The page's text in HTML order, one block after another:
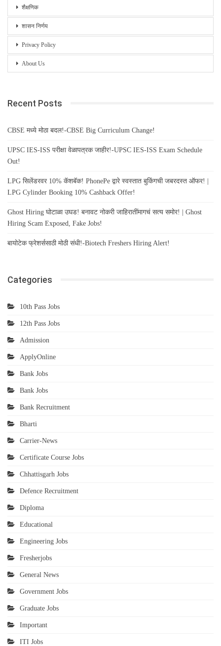
शैक्षणिक
शासन निर्णय
Privacy Policy
About Us
Recent Posts
CBSE मध्ये मोठा बदल!-CBSE Big Curriculum Change!
UPSC IES-ISS परीक्षा वेळापत्रक जाहीर!-UPSC IES-ISS Exam Schedule
Out!
LPG सिलेंडरवर 10% कॅशबॅक! PhonePe द्वारे स्वस्तात बुकिंगची जबरदस्त ऑफर! |
LPG Cylinder Booking 10% Cashback Offer!
Ghost Hiring घोटाळा उघड! बनावट नोकरी जाहिरातींमागचं सत्य समोर! | Ghost
Hiring Scam Exposed, Fake Jobs!
बायोटेक फ्रेशर्ससाठी मोठी संधी!-Biotech Freshers Hiring Alert!
Categories
10th Pass Jobs
12th Pass Jobs
Admission
ApplyOnline
Bank Jobs
Bank Jobs
Bank Recruitment
Bharti
Carrier-News
Certificate Course Jobs
Chhattisgarh Jobs
Defence Recruitment
Diploma
Educational
Engineering Jobs
Fresherjobs
General News
Government Jobs
Graduate Jobs
Important
ITI Jobs